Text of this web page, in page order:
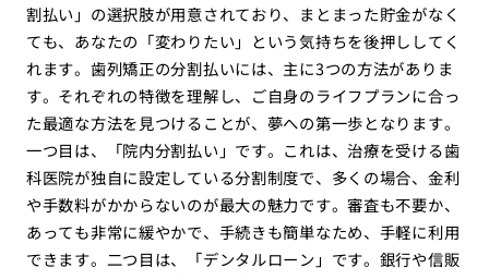
割払い」の選択肢が用意されており、まとまった貯金がなく
ても、あなたの「変わりたい」という気持ちを後押ししてく
れます。歯列矯正の分割払いには、主に3つの方法がありま
す。それぞれの特徴を理解し、ご自身のライフプランに合っ
た最適な方法を見つけることが、夢への第一歩となります。
一つ目は、「院内分割払い」です。これは、治療を受ける歯
科医院が独自に設定している分割制度で、多くの場合、金利
や手数料がかからないのが最大の魅力です。審査も不要か、
あっても非常に緩やかで、手続きも簡単なため、手軽に利用
できます。二つ目は、「デンタルローン」です。銀行や信販